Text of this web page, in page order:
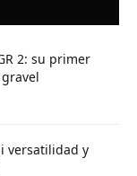
2: su primer
versatilidad y